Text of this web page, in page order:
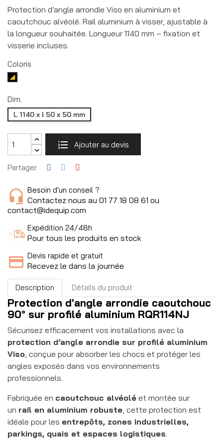
Protection d’angle arrondie Viso en aluminium et
caoutchouc alvéolé. Rail aluminium à visser, ajustable à
la longueur souhaitée. Longueur 1140 mm – fixation et
visserie incluses.
Coloris
Dim.
L 1140 x l 50 x 50 mm
Ajouter au devis
Partager
Besoin d'un conseil ?
Contactez nous au 01 77 18 08 61 ou
contact@idequip.com
Expédition 24/48h
Pour tous les produits en stock
Devis rapide et gratuit
Recevez le dans la journée
Description Détails du produit
Protection d'angle arrondie caoutchouc
90° sur profilé aluminium RQR114NJ
Sécurisez efficacement vos installations avec la
protection d’angle arrondie sur profilé aluminium
Viso , conçue pour absorber les chocs et protéger les
angles exposés dans vos environnements
professionnels.
Fabriquée en caoutchouc alvéolé et montée sur
un rail en aluminium robuste , cette protection est
idéale pour les entrepôts, zones industrielles,
parkings, quais et espaces logistiques.